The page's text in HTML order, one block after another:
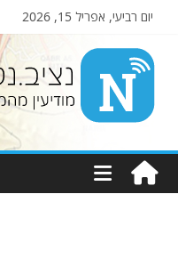
יום רביעי, אפריל 15, 2026
Nziv.net
מודיעין
מהמקורות